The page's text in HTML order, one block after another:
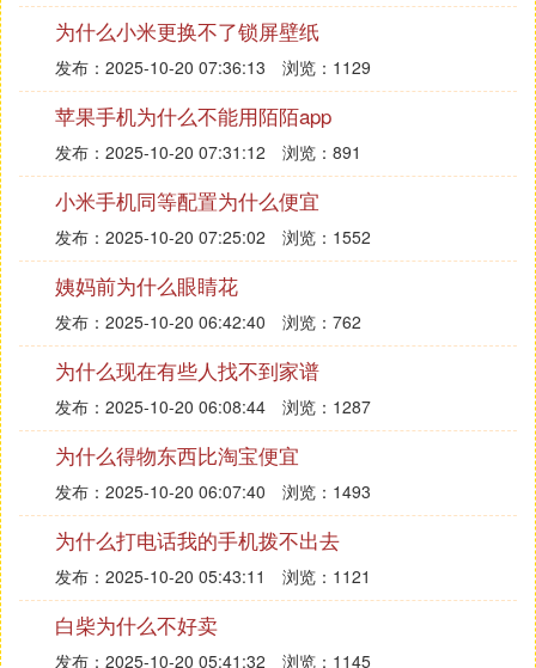
为什么小米更换不了锁屏壁纸
发布：2025-10-20 07:36:13 浏览：1129
苹果手机为什么不能用陌陌app
发布：2025-10-20 07:31:12 浏览：891
小米手机同等配置为什么便宜
发布：2025-10-20 07:25:02 浏览：1552
姨妈前为什么眼睛花
发布：2025-10-20 06:42:40 浏览：762
为什么现在有些人找不到家谱
发布：2025-10-20 06:08:44 浏览：1287
为什么得物东西比淘宝便宜
发布：2025-10-20 06:07:40 浏览：1493
为什么打电话我的手机拨不出去
发布：2025-10-20 05:43:11 浏览：1121
白柴为什么不好卖
发布：2025-10-20 05:41:32 浏览：1145